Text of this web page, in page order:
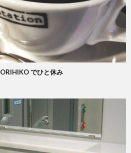
でひと休み